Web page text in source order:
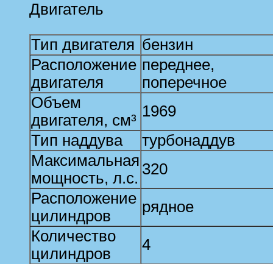
Двигатель
Тип двигателя бензин
Расположение
двигателя
переднее,
поперечное
Объем
двигателя, см³
1969
Тип наддува
турбонаддув
Максимальная
мощность, л.с.
320
Расположение
цилиндров
рядное
Количество
цилиндров
4